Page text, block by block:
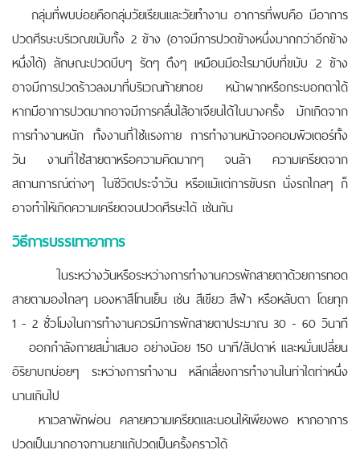
กลุ่มที่พบบ่อยคือกลุ่มวัยเรียนและวัยทำงาน อาการที่พบคือ มีอาการ
ปวดศีรษะบริเวณขมับทั้ง 2 ข้าง (อาจมีการปวดข้างหนึ่งมากกว่าอีกข้าง
หนึ่งได้) ลักษณะปวดบีบๆ รัดๆ ตึงๆ เหมือนมีอะไรมาบีบที่ขมับ 2 ข้าง
อาจมีการปวดร้าวลงมาที่บริเวณท้ายทอย หน้าผากหรือกระบอกตาได้
หากมีอาการปวดมากอาจมีการคลื่นไส้อาเจียนได้ในบางครั้ง มักเกิดจาก
การทำงานหนัก ทั้งงานที่ใช้แรงกาย การทำงานหน้าจอคอมพิวเตอร์ทั้ง
วัน งานที่ใช้สายตาหรือความคิดมากๆ จนล้า ความเครียดจาก
สถานการณ์ต่างๆ ในชีวิตประจำวัน หรือแม้แต่การขับรถ นั่งรถไกลๆ ก็
อาจทำให้เกิดความเครียดจนปวดศีรษะได้ เช่นกัน
วิธีการบรรเทาอาการ
ในระหว่างวันหรือระหว่างการทำงานควรพักสายตาด้วยการทอด
สายตามองไกลๆ มองหาสีโทนเย็น เช่น สีเขียว สีฟ้า หรือหลับตา โดยทุก
1 - 2 ชั่วโมงในการทำงานควรมีการพักสายตาประมาณ 30 - 60 วินาที
ออกกำลังกายสม่ำเสมอ อย่างน้อย 150 นาที/สัปดาห์ และหมั่นเปลี่ยน
อิริยาบถบ่อยๆ ระหว่างการทำงาน หลีกเลี่ยงการทำงานในท่าใดท่าหนึ่ง
นานเกินไป
หาเวลาพักผ่อน คลายความเครียดและนอนให้เพียงพอ หากอาการ
ปวดเป็นมากอาจทานยาแก้ปวดเป็นครั้งคราวได้